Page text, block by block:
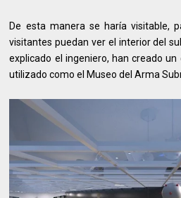
De esta manera se haría visitable,
visitantes puedan ver el interior del
explicado el ingeniero, han creado
utilizado como el Museo del Arma